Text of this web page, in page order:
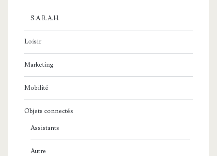
S.A.R.A.H.
Loisir
Marketing
Mobilité
Objets connectés
Assistants
Autre